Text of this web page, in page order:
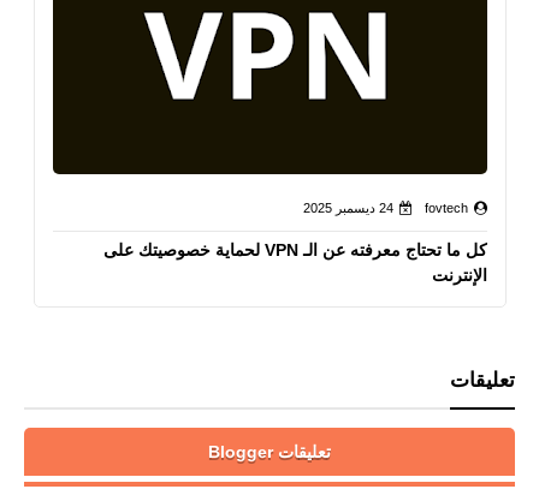
fovtech 24 ديسمبر 2025
كل ما تحتاج معرفته عن الـ VPN لحماية خصوصيتك على
الإنترنت
تعليقات
تعليقات Blogger